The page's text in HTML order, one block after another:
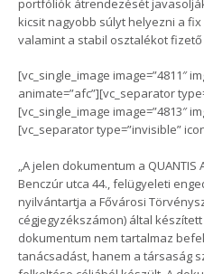
kicsit nagyobb súlyt helyezni a
valamint a stabil osztalékot
[vc_single_image image=”4811″
animate=”afc”][vc_separator
[vc_single_image image=”4813″
[vc_separator type=”invisible”
„A jelen dokumentum a
Benczúr utca 44., felügyeleti
nyilvántartja a Fővárosi
cégjegyzékszámon) által
dokumentum nem tartalmaz
tanácsadást, hanem a társaság